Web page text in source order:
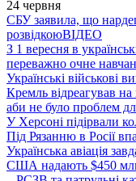
24 червня
СБУ заявила, що
розвідкоюВІДЕО
З 1 вересня в
переважно очне
Українські військові
Кремль відреагував
аби не було проблем
У Херсоні підірвали
Під Рязанню в Росії
Українська авіація
США надають $450 млн